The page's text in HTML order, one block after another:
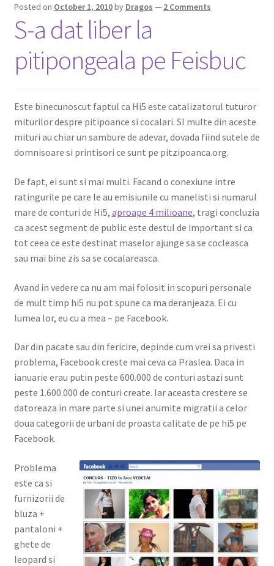
Posted on October 1, 2010by Dragos — 2 Comments
S-a dat liber la
pitipongeala pe Feisbuc
Este binecunoscut faptul ca Hi5 este catalizatorul tuturor
miturilor despre pitipoance si cocalari. SI multe din aceste
mituri au chiar un sambure de adevar, dovada fiind sutele de
domnisoare si printisori ce sunt pe pitzipoanca.org.
De fapt, ei sunt si mai multi. Facand o conexiune intre
ratingurile pe care le au emisiunile cu manelisti si numarul
mare de conturi de Hi5, aproape 4 milioane, tragi concluzia
ca acest segment de public este destul de important si ca
tot ceea ce este destinat maselor ajunge sa se cocleasca
sau mai bine zis sa se cocalareasca.
Avand in vedere ca nu am mai folosit in scopuri personale
de mult timp hi5 nu pot spune ca ma deranjeaza. Ei cu
lumea lor, eu cu a mea – pe Facebook.
Dar din pacate sau din fericire, depinde cum vrei sa privesti
problema, Facebook creste mai ceva ca Praslea. Daca in
ianuarie erau putin peste 600.000 de conturi astazi sunt
peste 1.600.000 de conturi create. Iar aceasta crestere se
datoreaza in mare parte si unei anumite migratii a celor
doua categorii de urbani de proasta calitate de pe hi5 pe
Facebook.
Problema
este ca si
furnizorii de
bluza +
pantaloni +
ghete de
leopard si